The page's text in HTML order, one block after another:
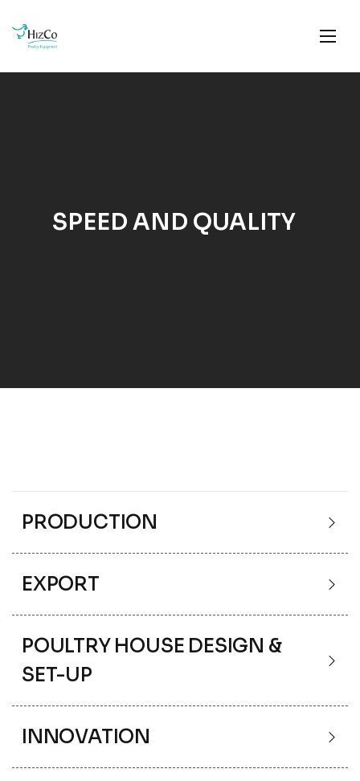
SPEED AND QUALITY
PRODUCTION
EXPORT
POULTRY HOUSE DESIGN &
SET-UP
INNOVATION